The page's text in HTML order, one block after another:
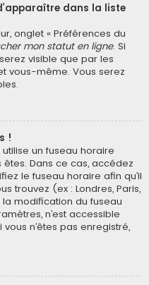
dans la liste
onglet « Préférences du
mon statut en ligne. Si
visible que par les
vous-même. Vous serez
!
un fuseau horaire
Dans ce cas, accédez
le fuseau horaire afin qu’il
trouvez (ex : Londres, Paris,
la modification du fuseau
n’est accessible
n’êtes pas enregistré,